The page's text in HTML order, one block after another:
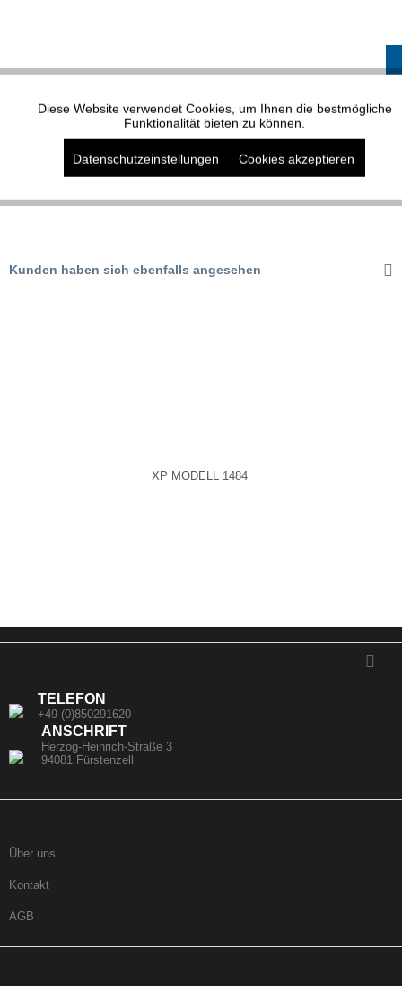
Kunden haben sich ebenfalls angesehen
XP MODELL 1484
TELEFON
+49 (0)850291620
ANSCHRIFT
Herzog-Heinrich-Straße 3
94081 Fürstenzell
Über uns
Kontakt
AGB
Funktionale Aktiv
Marketing Aktiv
Service
Diese Website verwendet Cookies, um Ihnen die bestmögliche
Funktionalität bieten zu können.
Datenschutzeinstellungen Cookies akzeptieren